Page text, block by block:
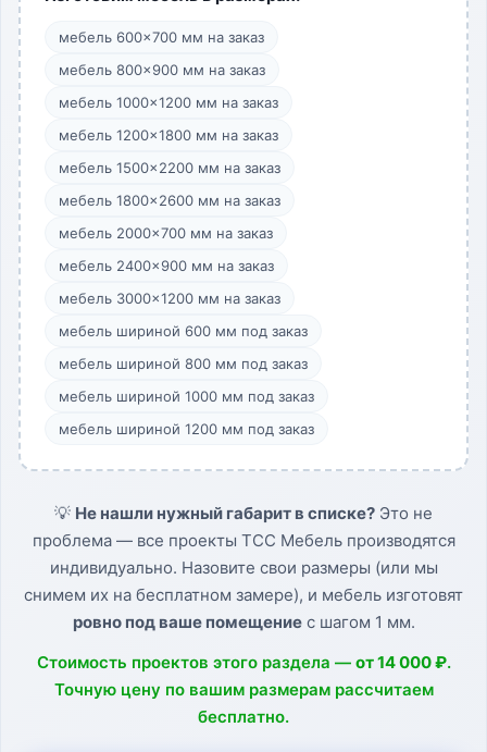
мебель 600×700 мм на заказ
мебель 800×900 мм на заказ
мебель 1000×1200 мм на заказ
мебель 1200×1800 мм на заказ
мебель 1500×2200 мм на заказ
мебель 1800×2600 мм на заказ
мебель 2000×700 мм на заказ
мебель 2400×900 мм на заказ
мебель 3000×1200 мм на заказ
мебель шириной 600 мм под заказ
мебель шириной 800 мм под заказ
мебель шириной 1000 мм под заказ
мебель шириной 1200 мм под заказ
💡 Не нашли нужный габарит в списке? Это не
проблема — все проекты ТСС Мебель производятся
индивидуально. Назовите свои размеры (или мы
снимем их на бесплатном замере), и мебель изготовят
ровно под ваше помещениес шагом 1 мм.
Стоимость проектов этого раздела — от 14 000 ₽.
Точную цену по вашим размерам рассчитаем
бесплатно.